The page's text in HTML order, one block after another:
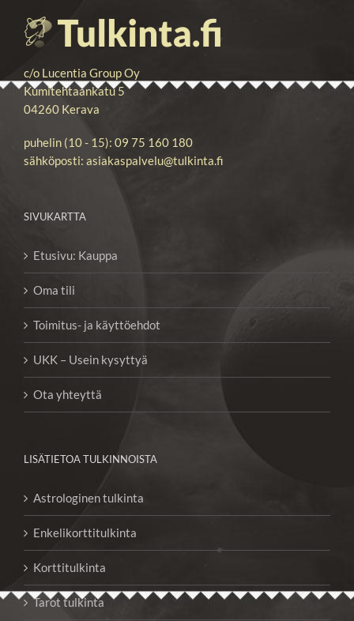
c/o Lucentia Group Oy
Kumitehtaankatu 5
04260 Kerava
puhelin (10 - 15): 09 75 160 180
sähköposti: asiakaspalvelu@tulkinta.fi
SIVUKARTTA
Etusivu: Kauppa
Oma tili
Toimitus- ja käyttöehdot
UKK – Usein kysyttyä
Ota yhteyttä
LISÄTIETOA TULKINNOISTA
Astrologinen tulkinta
Enkelikorttitulkinta
Korttitulkinta
Tarot tulkinta